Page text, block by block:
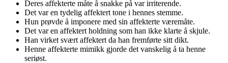
Deres affekterte måte å snakke på var irriterende.
Det var en tydelig affektert tone i hennes stemme.
Hun prøvde å imponere med sin affekterte væremåte.
Det var en affektert holdning som han ikke klarte å skjule.
Han virket svært affektert da han fremførte sitt dikt.
Henne affekterte mimikk gjorde det vanskelig å ta henne
seriøst.